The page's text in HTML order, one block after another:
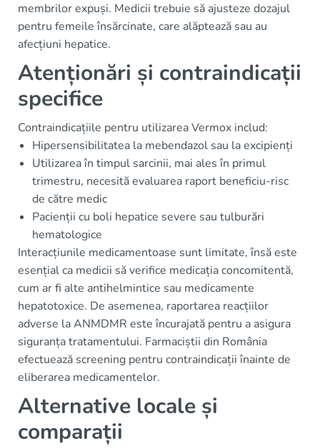
membrilor expuși. Medicii trebuie să ajusteze dozajul
pentru femeile însărcinate, care alăptează sau au
afecțiuni hepatice.
Atenționări și contraindicații
specifice
Contraindicațiile pentru utilizarea Vermox includ:
Hipersensibilitatea la mebendazol sau la excipienți
Utilizarea în timpul sarcinii, mai ales în primul
trimestru, necesită evaluarea raport beneficiu-risc
de către medic
Pacienții cu boli hepatice severe sau tulburări
hematologice
Interacțiunile medicamentoase sunt limitate, însă este
esențial ca medicii să verifice medicația concomitentă,
cum ar fi alte antihelmintice sau medicamente
hepatotoxice. De asemenea, raportarea reacțiilor
adverse la ANMDMR este încurajată pentru a asigura
siguranța tratamentului. Farmaciștii din România
efectuează screening pentru contraindicații înainte de
eliberarea medicamentelor.
Alternative locale și
comparații